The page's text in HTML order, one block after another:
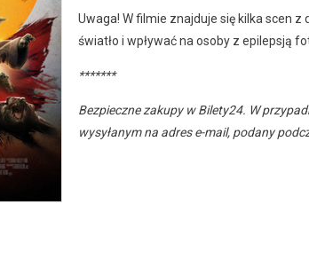
Uwaga! W filmie znajduje się kilka scen
światło i wpływać na osoby z epilepsją
*******
Bezpieczne zakupy w Bilety24. W
wysyłanym na adres e-mail, podany